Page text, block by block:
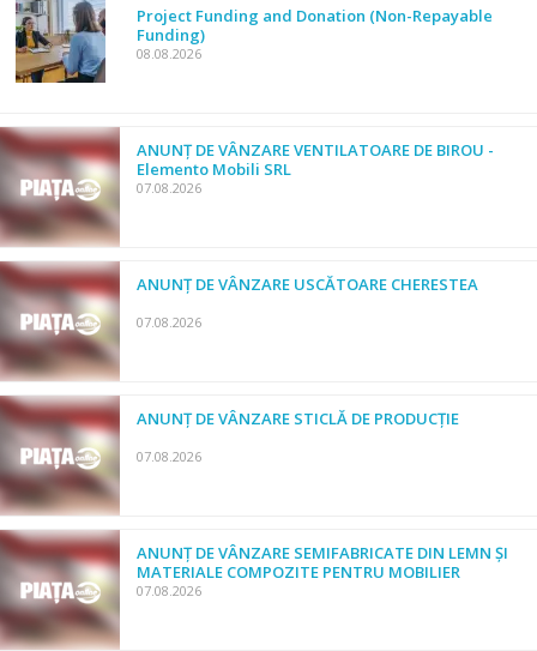
Project Funding and Donation (Non-Repayable
Funding)
08.08.2026
ANUNȚ DE VÂNZARE VENTILATOARE DE BIROU -
Elemento Mobili SRL
07.08.2026
ANUNȚ DE VÂNZARE USCĂTOARE CHERESTEA
07.08.2026
ANUNȚ DE VÂNZARE STICLĂ DE PRODUCȚIE
07.08.2026
ANUNȚ DE VÂNZARE SEMIFABRICATE DIN LEMN ȘI
MATERIALE COMPOZITE PENTRU MOBILIER
07.08.2026